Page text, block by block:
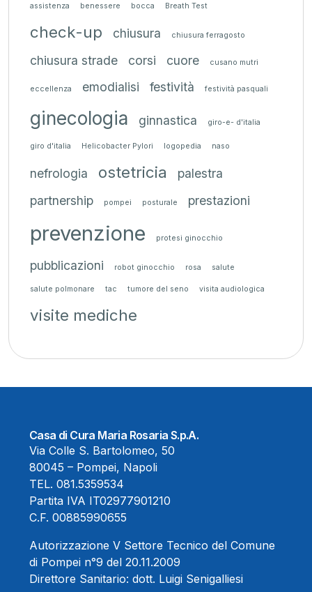
assistenza benessere bocca Breath Test
check-up chiusura chiusura ferragosto
chiusura strade corsi cuore cusano mutri
eccellenza emodialisi festività festività pasquali
ginecologia ginnastica giro-e- d'italia
giro d'italia Helicobacter Pylori logopedia naso
nefrologia ostetricia
palestra
partnership
pompei posturale prestazioni
prevenzione protesi ginocchio
pubblicazioni robot ginocchio rosa salute
salute polmonare tac tumore del seno visita audiologica
visite mediche
Casa di Cura Maria Rosaria S.p.A.
Via Colle S. Bartolomeo, 50
80045 – Pompei, Napoli
TEL. 081.5359534
Partita IVA IT02977901210
C.F. 00885990655
Autorizzazione V Settore Tecnico del Comune
di Pompei n°9 del 20.11.2009
Direttore Sanitario: dott. Luigi Senigalliesi